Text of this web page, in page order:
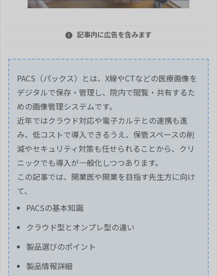
記事内に広告を含みます
PACS（パックス）とは、X線やCTなどの医療画像を
デジタルで保存・管理し、院内で閲覧・共有するた
めの画像管理システムです。
近年ではクラウド対応や電子カルテとの連携も進
み、低コストで導入できるうえ、保管スペースの削
減やセキュリティ対策も任せられることから、クリ
ニックでも導入が一般化しつつあります。
この記事では、開業医や開業を目指す先生方に向け
て、
PACSの基本知識
クラウド型とオンプレ型の違い
製品選びのポイント
製品情報詳細